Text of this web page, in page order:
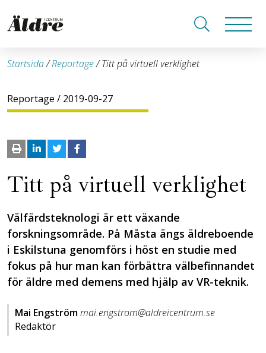
Startsida/Reportage/Titt på virtuell verklighet
Reportage / 2019-09-27
Titt på virtuell verklighet
Välfärdsteknologi är ett växande
forskningsområde. På Måsta ängs äldreboende
i Eskilstuna genomförs i höst en studie med
fokus på hur man kan förbättra välbefinnandet
för äldre med demens med hjälp av VR-teknik.
Mai Engströmmai.engstrom@aldreicentrum.se
Redaktör